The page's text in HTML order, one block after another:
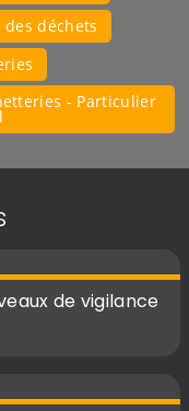
des déchets
- Particulier
de vigilance